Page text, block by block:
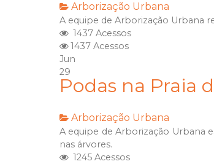
Arborização Urbana
A equipe de Arborização Urbana
1437 Acessos
1437 Acessos
Jun
29
Podas na Praia
Arborização Urbana
A equipe de Arborização Urbana
nas árvores.
1245 Acessos